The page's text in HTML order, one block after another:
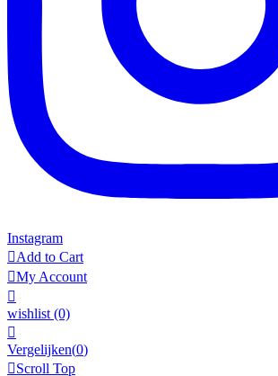
Instagram
Add to Cart
My Account

wishlist (0)

Vergelijken(0)
Scroll Top